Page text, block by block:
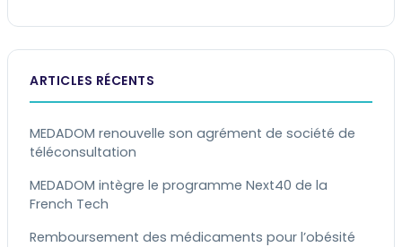
ARTICLES RÉCENTS
MEDADOM renouvelle son agrément de société de
téléconsultation
MEDADOM intègre le programme Next40 de la
French Tech
Remboursement des médicaments pour l’obésité